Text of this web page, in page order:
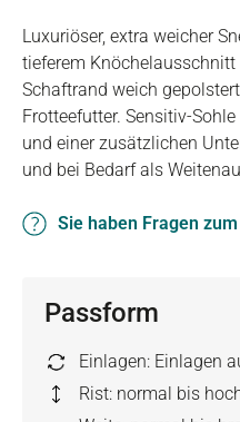
Luxuriöser, extra weicher
tieferem
Schaftrand weich
Frotteefutter. Sensitiv-
und einer zusätzlichen
und bei Bedarf als
Sie haben Fragen
Passform
Einlagen: Einlagen
Rist: normal bis